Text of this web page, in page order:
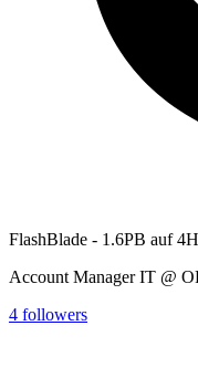
FlashBlade - 1.6PB auf
Account Manager IT @
4 followers